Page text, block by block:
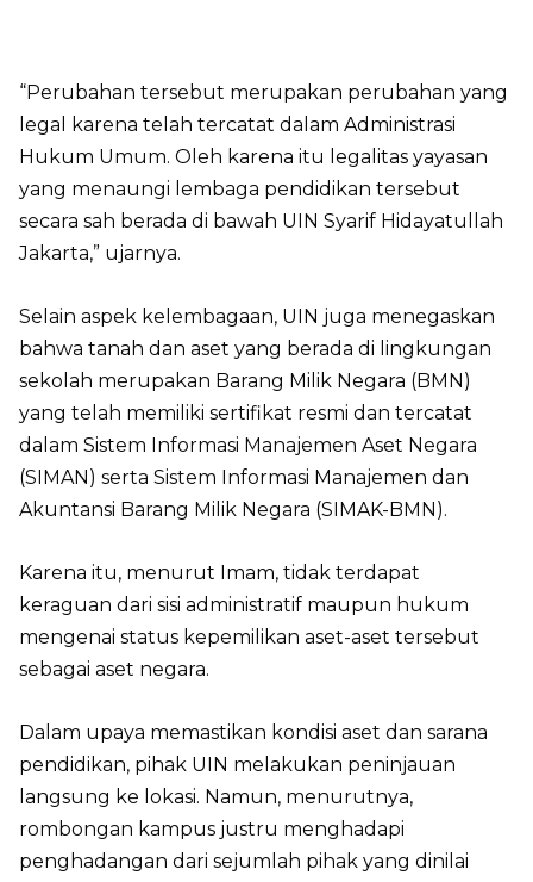
“Perubahan tersebut merupakan perubahan yang
legal karena telah tercatat dalam Administrasi
Hukum Umum. Oleh karena itu legalitas yayasan
yang menaungi lembaga pendidikan tersebut
secara sah berada di bawah UIN Syarif Hidayatullah
Jakarta,” ujarnya.
Selain aspek kelembagaan, UIN juga menegaskan
bahwa tanah dan aset yang berada di lingkungan
sekolah merupakan Barang Milik Negara (BMN)
yang telah memiliki sertifikat resmi dan tercatat
dalam Sistem Informasi Manajemen Aset Negara
(SIMAN) serta Sistem Informasi Manajemen dan
Akuntansi Barang Milik Negara (SIMAK-BMN).
Karena itu, menurut Imam, tidak terdapat
keraguan dari sisi administratif maupun hukum
mengenai status kepemilikan aset-aset tersebut
sebagai aset negara.
Dalam upaya memastikan kondisi aset dan sarana
pendidikan, pihak UIN melakukan peninjauan
langsung ke lokasi. Namun, menurutnya,
rombongan kampus justru menghadapi
penghadangan dari sejumlah pihak yang dinilai